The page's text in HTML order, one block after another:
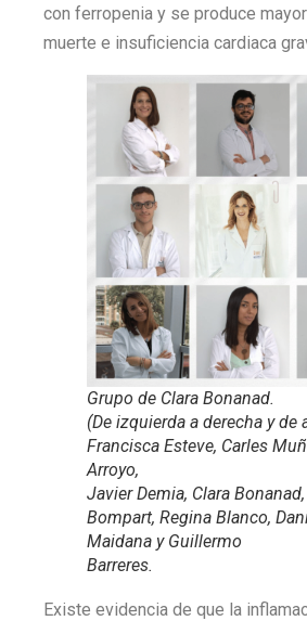
con ferropenia y se produce
muerte e insuficiencia cardiaca
Grupo de Clara Bonanad.
(De izquierda a derecha y de
Francisca Esteve, Carles
Arroyo,
Javier Demia, Clara
Bompart, Regina Blanco,
Maidana y Guillermo
Barreres.
Existe evidencia de que la